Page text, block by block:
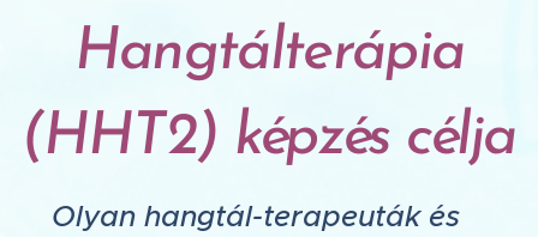
Hangtálterápia
(HHT2) képzés célja
Olyan hangtál-terapeuták és